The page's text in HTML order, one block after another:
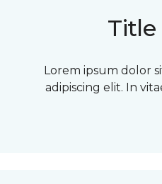
Title
Lorem ipsum dolor
adipiscing elit. In